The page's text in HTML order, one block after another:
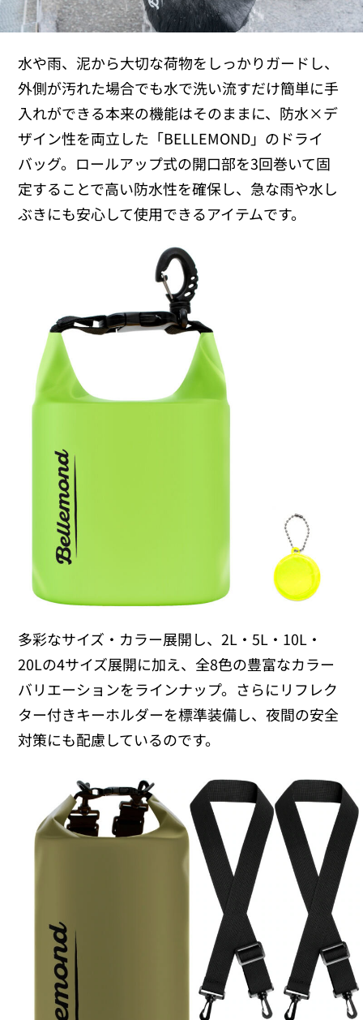
水や雨、泥から大切な荷物をしっかりガードし、
外側が汚れた場合でも水で洗い流すだけ簡単に手
入れができる本来の機能はそのままに、防水×デ
ザイン性を両立した「BELLEMOND」のドライ
バッグ。ロールアップ式の開口部を3回巻いて固
定することで高い防水性を確保し、急な雨や水し
ぶきにも安心して使用できるアイテムです。
多彩なサイズ・カラー展開し、2L・5L・10L・
20Lの4サイズ展開に加え、全8色の豊富なカラー
バリエーションをラインナップ。さらにリフレク
ター付きキーホルダーを標準装備し、夜間の安全
対策にも配慮しているのです。